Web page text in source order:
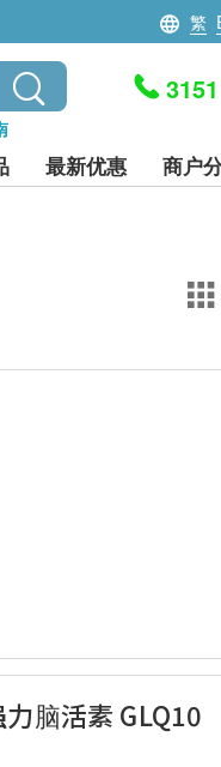
繁
最新优惠 商户
脑活素 GLQ10